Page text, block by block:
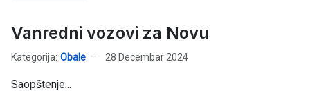
Vanredni vozovi za Novu
Kategorija: Obale 28 Decembar 2024
Saopštenje...